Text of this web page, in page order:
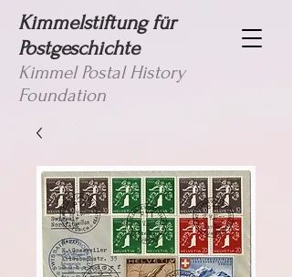
Kimmelstiftung für
Postgeschichte
Kimmel Postal History
Foundation